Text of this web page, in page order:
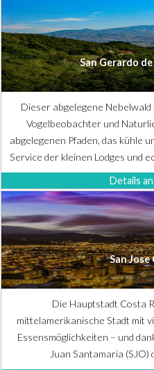
San Gerardo
Dieser abgelegene
Vogelbeobachter und
abgelegenen Pfaden, das kühle
Service der kleinen Lodges und
Details
San Jose
Die Hauptstadt Costa
mittelamerikanische Stadt mit
Essensmöglichkeiten – und
Juan Santamaria